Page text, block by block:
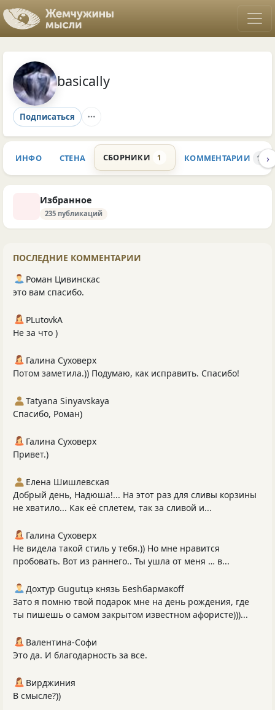
basically
Подписаться
ИНФО СТЕНА СБОРНИКИ 1 КОММЕНТАРИИ 163
›
Избранное
235 публикаций
ПОСЛЕДНИЕ КОММЕНТАРИИ
Роман Цивинскас
это вам спасибо.
PLutоvkА
Не за что )
Галина Суховерх
Потом заметила.)) Подумаю, как исправить. Спасибо!
Tatyana Sinyavskaya
Спасибо, Роман)
Галина Суховерх
Привет.)
Елена Шишлевская
Добрый день, Надюша!... На этот раз для сливы корзины
не хватило... Как её сплетем, так за сливой и...
Галина Суховерх
Не видела такой стиль у тебя.)) Но мне нравится
пробовать. Вот из раннего.. Ты ушла от меня … в...
Дохтур Gugutцэ князь Беshбармакоff
Зато я помню твой подарок мне на день рождения, где
ты пишешь о самом закрытом известном афористе)))...
Валентина-Софи
Это да. И благодарность за все.
Вирджиния
В смысле?))